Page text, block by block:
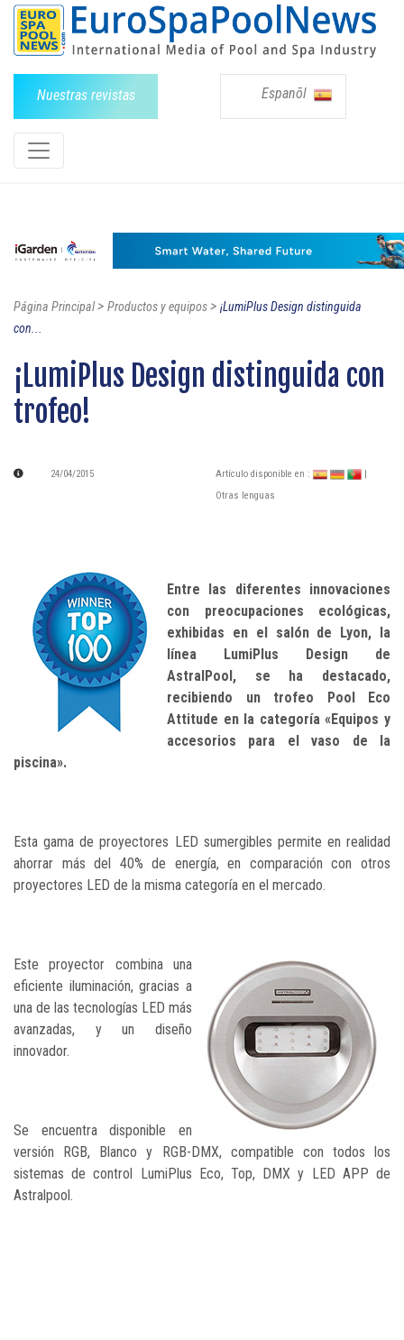
Nuestras revistas Espanõl
Página Principal> Productos y equipos> ¡LumiPlus Design distinguida
con...
¡LumiPlus Design distinguida con
trofeo!
24/04/2015 Artículo disponible en :
Otras lenguas
Entre las diferentes innovaciones
con preocupaciones ecológicas,
exhibidas en el salón de Lyon, la
línea LumiPlus Design de
AstralPool, se ha destacado,
recibiendo un trofeo Pool Eco
Attitude en la categoría «Equipos y
accesorios para el vaso de la
piscina».
Esta gama de proyectores LED sumergibles permite en realidad
ahorrar más del 40% de energía, en comparación con otros
proyectores LED de la misma categoría en el mercado.
Este proyector combina una
eficiente iluminación, gracias a
una de las tecnologías LED más
avanzadas, y un diseño
innovador.
Se encuentra disponible en
versión RGB, Blanco y RGB-DMX, compatible con todos los
sistemas de control LumiPlus Eco, Top, DMX y LED APP de
Astralpool.